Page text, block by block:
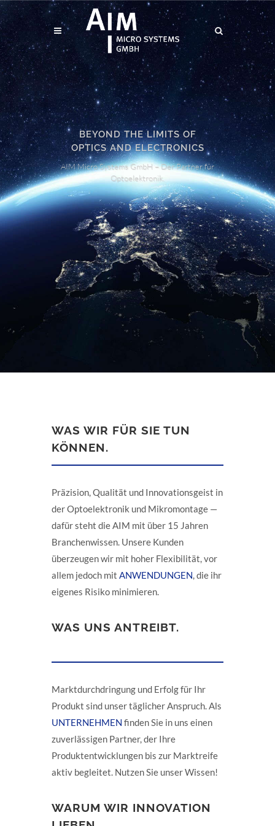
BEYOND THE LIMITS OF
OPTICS AND ELECTRONICS
AIM Micro Systems GmbH – Der Partner für
Optoelektronik.
WAS WIR FÜR SIE TUN
KÖNNEN.
Präzision, Qualität und Innovationsgeist in
der Optoelektronik und Mikromontage —
dafür steht die AIM mit über 15 Jahren
Branchenwissen. Unsere Kunden
überzeugen wir mit hoher Flexibilität, vor
allem jedoch mit ANWENDUNGEN, die ihr
eigenes Risiko minimieren.
WAS UNS ANTREIBT.
Marktdurchdringung und Erfolg für Ihr
Produkt sind unser täglicher Anspruch. Als
UNTERNEHMEN finden Sie in uns einen
zuverlässigen Partner, der Ihre
Produktentwicklungen bis zur Marktreife
aktiv begleitet. Nutzen Sie unser Wissen!
WARUM WIR INNOVATION